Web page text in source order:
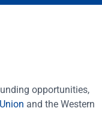
opportunities,
and the Western